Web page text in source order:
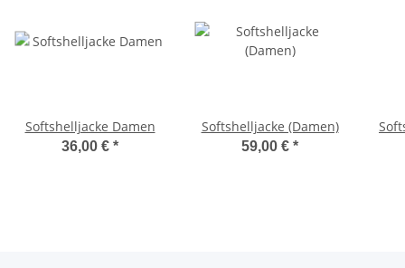
Softshelljacke Damen
36,00 € *
Softshelljacke (Damen)
59,00 € *